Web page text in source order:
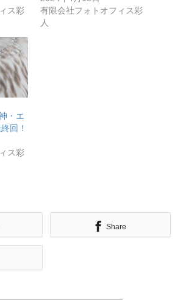
業様はこちら
はこちら
ス課題解決コミュニティ【北海道オ
こちら
ス彩
有限会社フォトオフィス彩
人
・エ
回！
ス彩
Share